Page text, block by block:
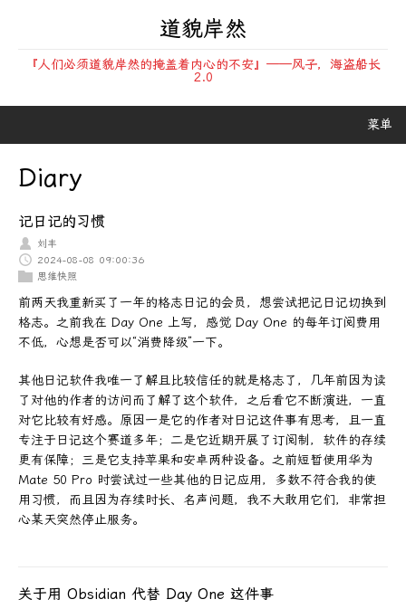
道貌岸然
『人们必须道貌岸然的掩盖着内心的不安』——风子，海盗船长
2.0
菜单
Diary
记日记的习惯
刘丰
2024-08-08 09:00:36
思维快照
前两天我重新买了一年的格志日记的会员，想尝试把记日记切换到
格志。之前我在 Day One 上写，感觉 Day One 的每年订阅费用
不低，心想是否可以“消费降级”一下。
其他日记软件我唯一了解且比较信任的就是格志了，几年前因为读
了对他的作者的访问而了解了这个软件，之后看它不断演进，一直
对它比较有好感。原因一是它的作者对日记这件事有思考，且一直
专注于日记这个赛道多年；二是它近期开展了订阅制，软件的存续
更有保障；三是它支持苹果和安卓两种设备。之前短暂使用华为
Mate 50 Pro 时尝试过一些其他的日记应用，多数不符合我的使
用习惯，而且因为存续时长、名声问题，我不大敢用它们，非常担
心某天突然停止服务。
关于用 Obsidian 代替 Day One 这件事